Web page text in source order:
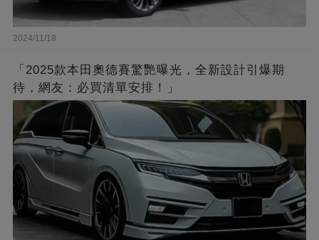
2024/11/18
「2025款本田奧德賽驚艷曝光，全新設計引爆期
待，網友：必買清單安排！」